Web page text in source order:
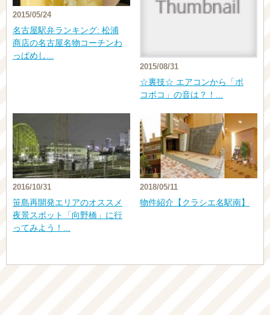
2015/05/24
名古屋駅弁ランキング: 松浦
商店の名古屋名物コーチンわ
っぱめし...
2015/08/31
☆裏技☆ エアコンから「ポ
コポコ」の音は？！...
2016/10/31
笹島再開発エリアのオススメ
夜景スポット「向野橋」に行
ってみよう！...
2018/05/11
物件紹介【クラシエ名駅南】